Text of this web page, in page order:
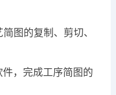
图的复制、剪切、
，完成工序简图的